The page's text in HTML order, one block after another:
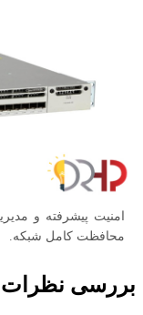
محافظت کامل شبکه.
بررسی نظرات